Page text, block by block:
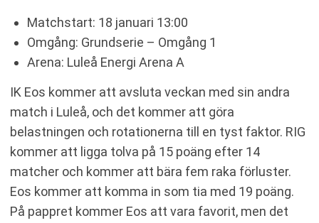
Matchstart: 18 januari 13:00
Omgång: Grundserie – Omgång 1
Arena: Luleå Energi Arena A
IK Eos kommer att avsluta veckan med sin andra
match i Luleå, och det kommer att göra
belastningen och rotationerna till en tyst faktor. RIG
kommer att ligga tolva på 15 poäng efter 14
matcher och kommer att bära fem raka förluster.
Eos kommer att komma in som tia med 19 poäng.
På pappret kommer Eos att vara favorit, men det